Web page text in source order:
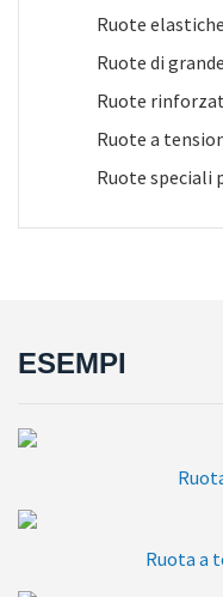
Ruote
Ruote di
Ruote
Ruote a
Ruote speciali
ESEMPI
Ruota a